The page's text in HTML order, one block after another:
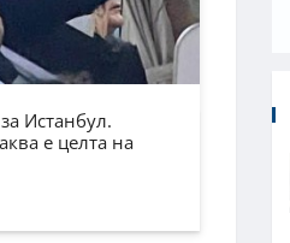
Истанбул.
е целта на